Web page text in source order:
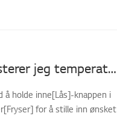
[LG kjøleskapstemperatur] Hvordan justerer jeg temperaturen på kjøleskapet og fryseren?
å holde inne[Lås]-knappen i
for å stille inn ønsket